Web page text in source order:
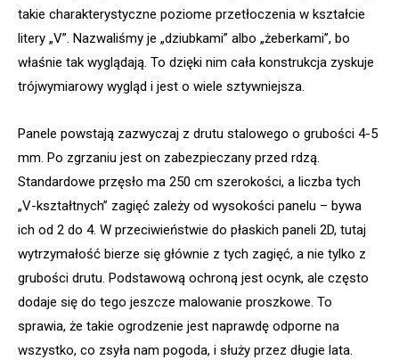
takie charakterystyczne poziome przetłoczenia w kształcie
litery „V”. Nazwaliśmy je „dziubkami” albo „żeberkami”, bo
właśnie tak wyglądają. To dzięki nim cała konstrukcja zyskuje
trójwymiarowy wygląd i jest o wiele sztywniejsza.
Panele powstają zazwyczaj z drutu stalowego o grubości 4-5
mm. Po zgrzaniu jest on zabezpieczany przed rdzą.
Standardowe przęsło ma 250 cm szerokości, a liczba tych
„V-kształtnych” zagięć zależy od wysokości panelu – bywa
ich od 2 do 4. W przeciwieństwie do płaskich paneli 2D, tutaj
wytrzymałość bierze się głównie z tych zagięć, a nie tylko z
grubości drutu. Podstawową ochroną jest ocynk, ale często
dodaje się do tego jeszcze malowanie proszkowe. To
sprawia, że takie ogrodzenie jest naprawdę odporne na
wszystko, co zsyła nam pogoda, i służy przez długie lata.